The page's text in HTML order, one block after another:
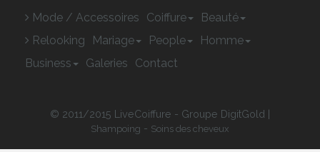
Mode / Accessoires Coiffure
Beauté
Relooking
Mariage People
Homme
Business
Galeries Contact
© 2011/2015 LiveCoiffure - Groupe DigitGold |
Shampoing - Soins des cheveux